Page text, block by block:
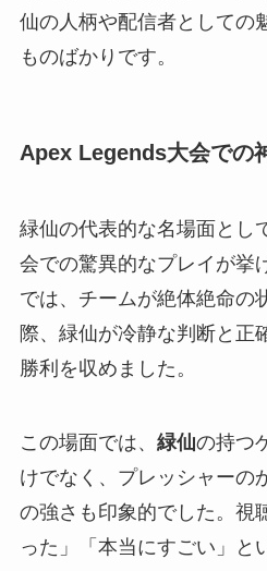
仙の人柄や配信者としての
ものばかりです。
Apex Legends大会での
緑仙の代表的な名場面とし
会での驚異的なプレイが挙
では、チームが絶体絶命の
際、緑仙が冷静な判断と正
勝利を収めました。
この場面では、 緑仙の持つ
けでなく、プレッシャーの
の強さも印象的でした。視
った」「本当にすごい」と